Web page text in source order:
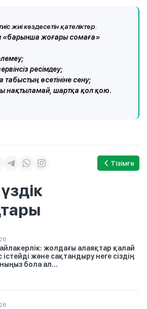
жиі кездесетін қателіктер.
«барынша жоғары сомаға»
ресімдеу;
өсетініне сену;
нақтыламай, шартқа қол қою.
Тізімге
жолдағы алаяқтар қалай
және сақтандыру неге сіздің
бола ал...